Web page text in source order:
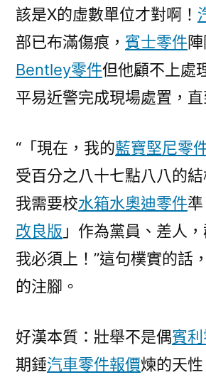
該是X的虛數單位才對啊！
部已布滿傷痕， 賓士零件
Bentley零件但他顧不上處
平易近警完成現場處置，直
“「現在，我的藍寶堅尼零
受百分之八十七點八八的結
我需要校水箱水奧迪零件準
改良版 」作為黨員、差人
我必須上！”這句樸實的話
的注腳。
好漢本質：壯舉不是偶賓
期錘汽車零件報價煉的天性